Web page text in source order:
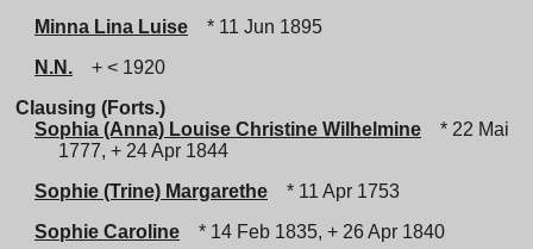
Minna Lina Luise
* 11 Jun 1895
N.N.
+ < 1920
Clausing (Forts.)
Sophia (Anna) Louise Christine Wilhelmine
* 22 Mai
1777, + 24 Apr 1844
Sophie (Trine) Margarethe
* 11 Apr 1753
Sophie Caroline
* 14 Feb 1835, + 26 Apr 1840